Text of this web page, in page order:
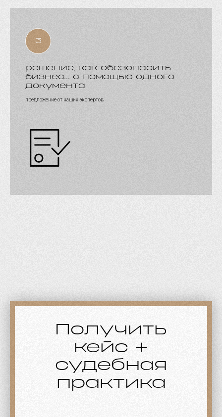
решение, как обезопасить
бизнес... с помощью одного
документа
предложение от наших экспертов
Получить
кейс +
судебная
практика